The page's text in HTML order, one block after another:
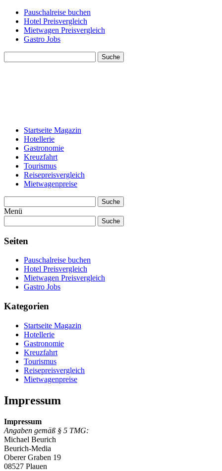
Pauschalreise buchen
Hotel Preisvergleich
Mietwagen Preisvergleich
Gastro Jobs
Suche
Startseite Magazin
Hotellerie
Gastronomie
Kreuzfahrt
Tourismus
Reisepreisvergleich
Mietwagenpreise
Suche
Menü
Suche
Seiten
Pauschalreise buchen
Hotel Preisvergleich
Mietwagen Preisvergleich
Gastro Jobs
Kategorien
Startseite Magazin
Hotellerie
Gastronomie
Kreuzfahrt
Tourismus
Reisepreisvergleich
Mietwagenpreise
Impressum
Impressum
Angaben gemäß § 5 TMG:
Michael Beurich
Beurich-Media
Oberer Graben 19
08527 Plauen